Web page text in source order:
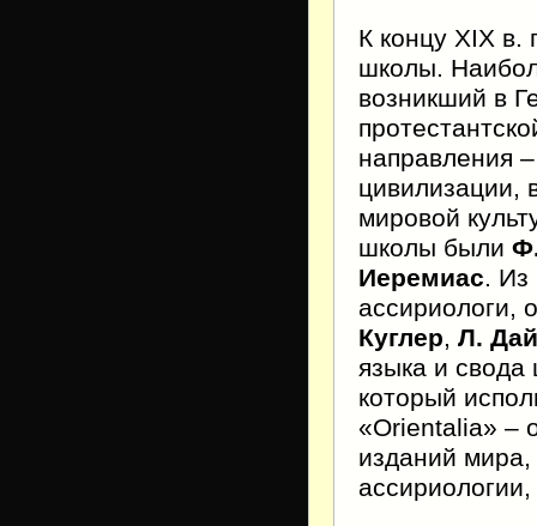
К концу XIX в.
школы.
возникший в
направления
цивилизации,
мировой
школы были
Иеремиас. Из
ассириологи,
Куглер, Л.
языка и свода
который
«Orientalia» –
изданий